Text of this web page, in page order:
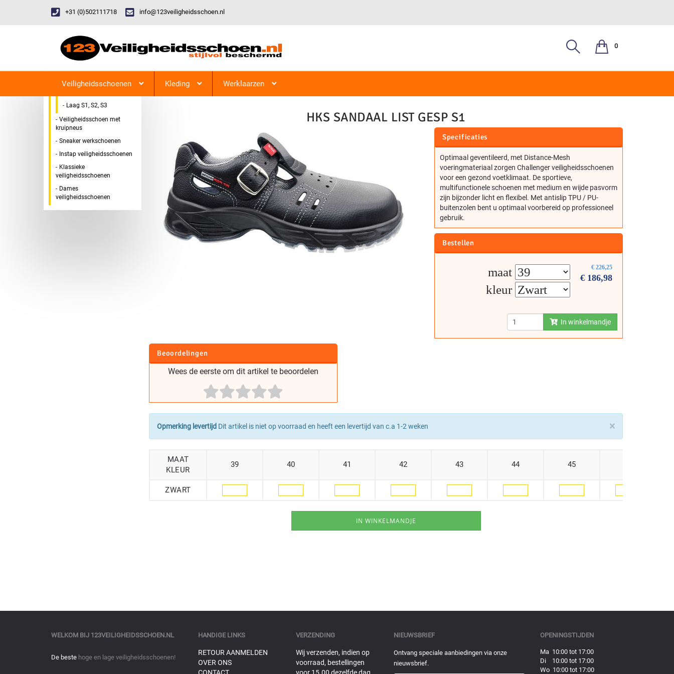
+31 (0)502111718 info@123veiligheidsschoen.nl
0
Veiligheidsschoenen Kleding Werklaarzen
123Veiligheidsschoen Veiligheidsschoen Hoog & Laag Veiligheidsschoenen Laag S1, S2, S3
HKS SANDAAL LIST GESP S1
Specificaties
Optimaal geventileerd, met Distance-Mesh
voeringmateriaal zorgen Challenger veiligheidsschoenen
voor een gezond voetklimaat. De sportieve,
multifunctionele schoenen met medium en wijde pasvorm
zijn bijzonder licht en flexibel. Met antislip TPU / PU-
buitenzolen bent u optimaal voorbereid op professioneel
gebruik.
Bestellen
€ 226,25
€ 186,98
maat
kleur
In winkelmandje
Beoordelingen
Wees de eerste om dit artikel te beoordelen
×
Opmerking levertijd Dit artikel is niet op voorraad en heeft een levertijd van c.a 1-2 weken
MAAT
KLEUR
39 40 41 42 43 44 45
ZWART
Categorieen
Veiligheidsschoen Hoog &
Laag
Laag S1, S2, S3
Veiligheidsschoen met
kruipneus
Sneaker werkschoenen
Instap veiligheidsschoenen
Klassieke
veiligheidsschoenen
Dames
veiligheidsschoenen
WELKOM BIJ 123VEILIGHEIDSSCHOEN.NL
De beste hoge en lage veiligheidsschoenen!
HANDIGE LINKS
RETOUR AANMELDEN
OVER ONS
VERZENDING
Wij verzenden, indien op
voorraad, bestellingen
NIEUWSBRIEF
Ontvang speciale aanbiedingen via onze
nieuwsbrief.
OPENINGSTIJDEN
Ma 10:00 tot 17:00
Di 10:00 tot 17:00
Wo 10:00 tot 17:00